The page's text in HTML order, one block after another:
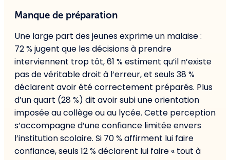
Manque de préparation
Une large part des jeunes exprime un malaise :
72 % jugent que les décisions à prendre
interviennent trop tôt, 61 % estiment qu’il n’existe
pas de véritable droit à l’erreur, et seuls 38 %
déclarent avoir été correctement préparés. Plus
d’un quart (28 %) dit avoir subi une orientation
imposée au collège ou au lycée. Cette perception
s’accompagne d’une confiance limitée envers
l’institution scolaire. Si 70 % affirment lui faire
confiance, seuls 12 % déclarent lui faire « tout à